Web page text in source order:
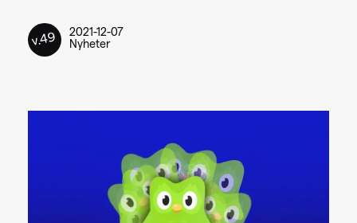
v.49
2021-12-07
Nyheter